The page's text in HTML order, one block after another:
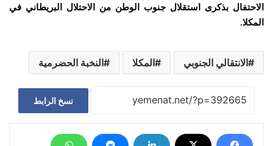
الاحتفال بذكرى استقلال جنوب الوطن من الاحتلال البريطاني في
المكلا.
الانتقالي الجنوبي المكلا النخبة الحضرمية
نسخ الرابط